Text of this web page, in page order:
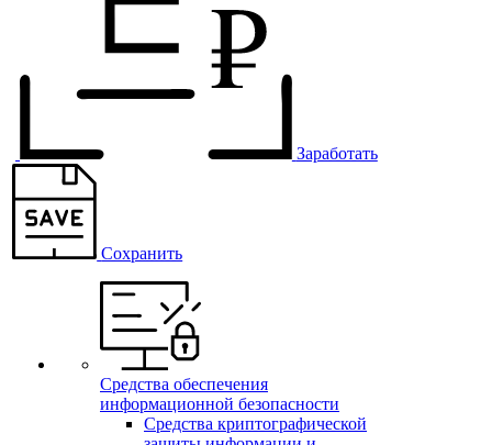
Заработать
Сохранить
Средства обеспечения
информационной безопасности
Средства криптографической